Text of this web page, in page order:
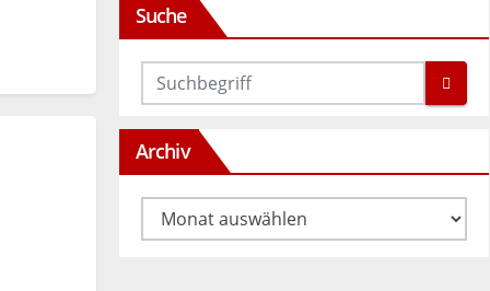
Suche
Archiv
Archiv